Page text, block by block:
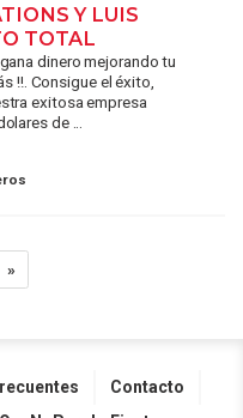
Y LUIS
TOTAL
dinero mejorando tu
!!. Consigue el éxito,
exitosa empresa
de ...
»
Contacto